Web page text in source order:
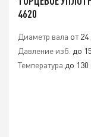
4620
Диаметр вала от
Давление изб. до
Температура до 130